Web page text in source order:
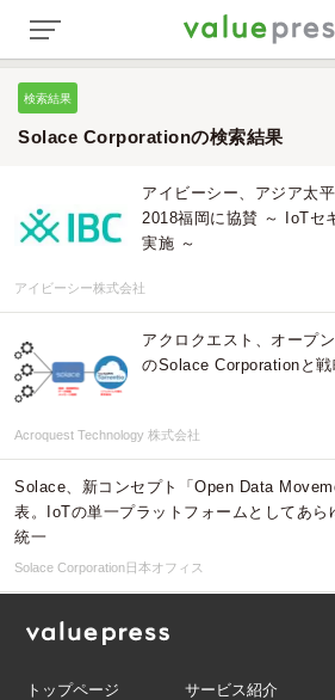
検索結果
Solace Corporationの検索結果
アイビーシー、アジア太
2018福岡に協賛 ～ IoTセ
実施 ～
アイビーシー株式会社
アクロクエスト、オープ
のSolace Corporationと
Acroquest Technology 株式会社
Solace、新コンセプト「Open Data
表。IoTの単一プラットフォームとしてあら
統一
Solace Corporation日本オフィス
トップページ サービス紹介